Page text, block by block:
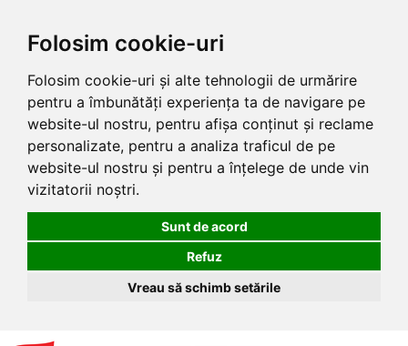
Folosim cookie-uri
Folosim cookie-uri și alte tehnologii de urmărire
pentru a îmbunătăți experiența ta de navigare pe
website-ul nostru, pentru afișa conținut și reclame
personalizate, pentru a analiza traficul de pe
website-ul nostru și pentru a înțelege de unde vin
vizitatorii noștri.
Sunt de acord
Refuz
Vreau să schimb setările